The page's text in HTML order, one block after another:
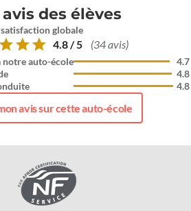
avis des élèves
globale
4.8 / 5 (34 avis)
notre auto-école
4.7
4.8
4.8
avis sur cette auto-école